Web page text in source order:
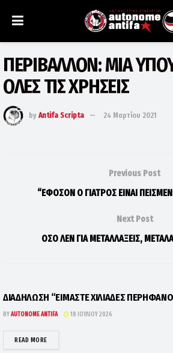
ΠΕΡΙΒΑΛΛΟΝ: ΜΙΑ
ΟΛΕΣ ΤΙΣ ΧΡΗΣΕΙΣ
by Antifa Scripta 24 Μαρτίου 2021
Previous Post
“ΕΦΟΣΟΝ Ο ΓΙΑΤΡΟΣ ΕΙΝΑΙ
Next Post
ΟΣΟ ΛΕΝ ΓΙΑ ΜΕΤΑΛΛΑΞΕΙΣ,
ΔΙΑΔΗΛΩΣΗ “ΕΙΜΑΣΤΕ ΧΙΛΙΑΔΕΣ
BYAUTONOME ANTIFA 18 ΙΟΥΛΊΟΥ 2026
READ MOREDETAILS